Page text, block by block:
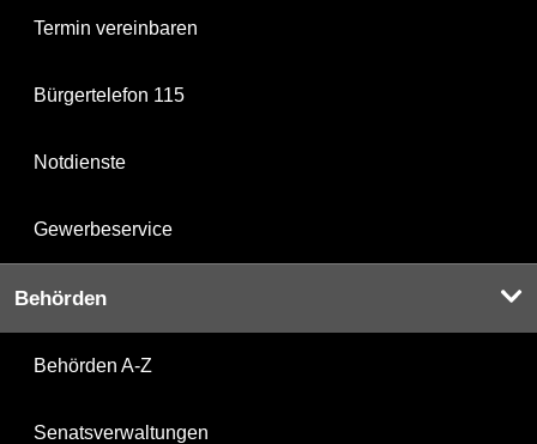
Termin vereinbaren
Bürgertelefon 115
Notdienste
Gewerbeservice
Behörden
Behörden A-Z
Senatsverwaltungen